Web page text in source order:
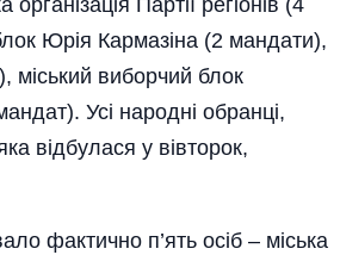
Юрія Кармазіна (2 мандати),
міський виборчий блок
Усі народні обранці,
відбулася у вівторок,
фактично п’ять осіб – міська